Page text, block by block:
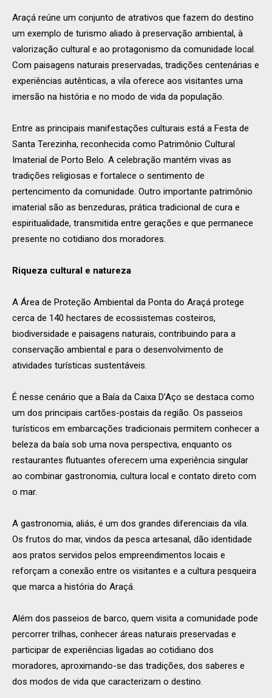
Araçá reúne um conjunto de atrativos que fazem do destino
um exemplo de turismo aliado à preservação ambiental, à
valorização cultural e ao protagonismo da comunidade local.
Com paisagens naturais preservadas, tradições centenárias e
experiências autênticas, a vila oferece aos visitantes uma
imersão na história e no modo de vida da população.
Entre as principais manifestações culturais está a Festa de
Santa Terezinha, reconhecida como Patrimônio Cultural
Imaterial de Porto Belo. A celebração mantém vivas as
tradições religiosas e fortalece o sentimento de
pertencimento da comunidade. Outro importante patrimônio
imaterial são as benzeduras, prática tradicional de cura e
espiritualidade, transmitida entre gerações e que permanece
presente no cotidiano dos moradores.
Riqueza cultural e natureza
A Área de Proteção Ambiental da Ponta do Araçá protege
cerca de 140 hectares de ecossistemas costeiros,
biodiversidade e paisagens naturais, contribuindo para a
conservação ambiental e para o desenvolvimento de
atividades turísticas sustentáveis.
É nesse cenário que a Baía da Caixa D’Aço se destaca como
um dos principais cartões-postais da região. Os passeios
turísticos em embarcações tradicionais permitem conhecer a
beleza da baía sob uma nova perspectiva, enquanto os
restaurantes flutuantes oferecem uma experiência singular
ao combinar gastronomia, cultura local e contato direto com
o mar.
A gastronomia, aliás, é um dos grandes diferenciais da vila.
Os frutos do mar, vindos da pesca artesanal, dão identidade
aos pratos servidos pelos empreendimentos locais e
reforçam a conexão entre os visitantes e a cultura pesqueira
que marca a história do Araçá.
Além dos passeios de barco, quem visita a comunidade pode
percorrer trilhas, conhecer áreas naturais preservadas e
participar de experiências ligadas ao cotidiano dos
moradores, aproximando-se das tradições, dos saberes e
dos modos de vida que caracterizam o destino.